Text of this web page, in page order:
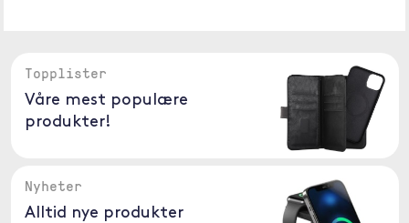
Topplister
Våre mest populære
produkter!
Nyheter
Alltid nye produkter